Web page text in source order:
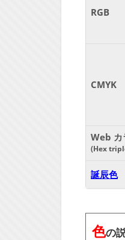
RGB
CMYK
Web カ
Hex
誕辰色
色の